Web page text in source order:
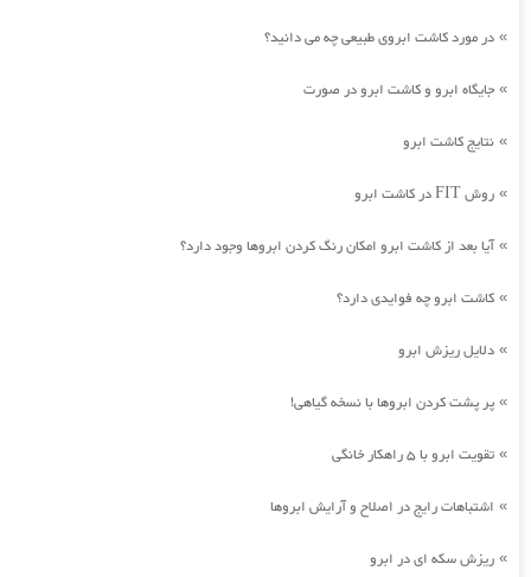
» در مورد کاشت ابروی طبیعی چه می دانید؟
» جایگاه ابرو و کاشت ابرو در صورت
» نتایج کاشت ابرو
» روش FIT در کاشت ابرو
»آیا بعد از کاشت ابرو امکان رنگ کردن ابروها وجود دارد؟
» کاشت ابرو چه فوایدی دارد؟
» دلایل ریزش ابرو
» پر پشت کردن ابروها با نسخه گیاهی!
» تقویت ابرو با 5 راهکار خانگی
» اشتباهات رایج در اصلاح و آرایش ابروها
» ریزش سکه ای در ابرو